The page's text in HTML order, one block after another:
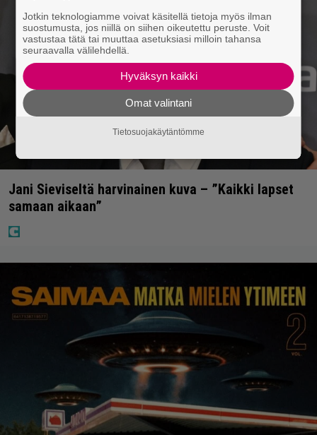
Jani Sieviseltä harvinainen kuva – ”Kaikki lapset
samaan aikaan”
Jotkin teknologiamme voivat käsitellä tietoja myös ilman
suostumusta, jos niillä on siihen oikeutettu peruste. Voit
vastustaa tätä tai muuttaa asetuksiasi milloin tahansa
seuraavalla välilehdellä.
Hyväksyn kaikki
Omat valintani
Tietosuojakäytäntömme